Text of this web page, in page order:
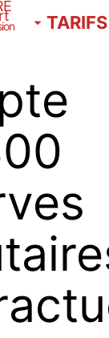
TARIFS